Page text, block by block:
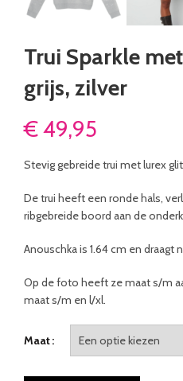
Trui Sparkle
grijs, zilver
€49,95
Stevig gebreide trui met lurex
De trui heeft een ronde hals,
ribgebreide boord aan de
Anouschka is 1.64 cm en draagt
Op de foto heeft ze maat s/m
maat s/m en l/xl.
Maat